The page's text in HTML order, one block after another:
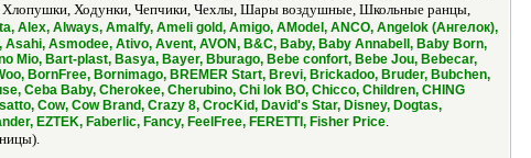
Ходунки, Чепчики, Чехлы, Шары воздушные, Школьные ранцы,
Alex, Always, Amalfy, Ameli gold, Amigo, AModel, ANCO, Angelok (Ангелок),
Asmodee, Ativo, Avent, AVON, B&C, Baby, Baby Annabell, Baby Born,
Mio, Bart-plast, Basya, Bayer, Bburago, Bebe confort, Bebe Jou, Bebecar,
BornFree, Bornimago, BREMER Start, Brevi, Brickadoo, Bruder, Bubchen,
Ceba Baby, Cherokee, Cherubino, Chi lok BO, Chicco, Children, CHING
Cow, Cow Brand, Crazy 8, CrocKid, David's Star, Disney, Dogtas,
EZTEK, Faberlic, Fancy, FeelFree, FERETTI, Fisher Price.